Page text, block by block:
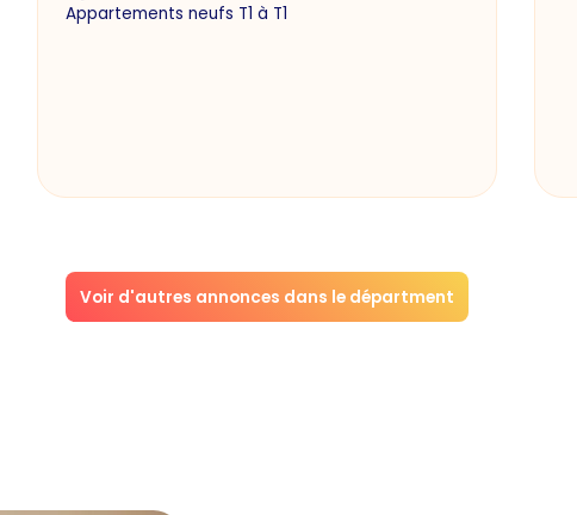
Appartements neufs T1 à T1
Voir d'autres annonces dans le départment